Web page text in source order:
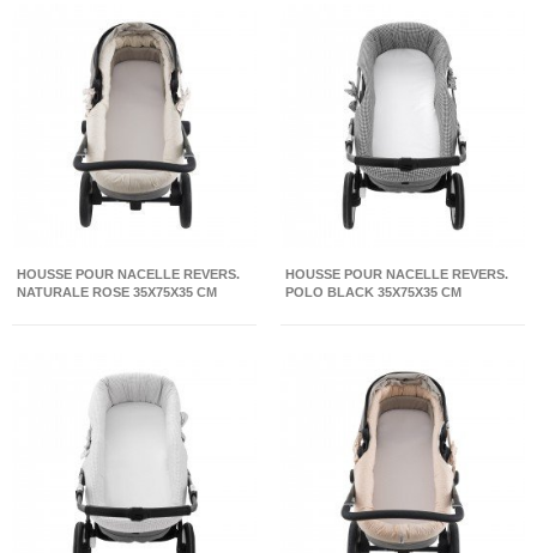
HOUSSE POUR NACELLE REVERS.
NATURALE ROSE 35X75X35 CM
HOUSSE POUR NACELLE REVERS.
POLO BLACK 35X75X35 CM